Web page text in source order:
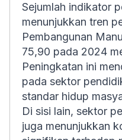
Sejumlah indikator
menunjukkan tren
Pembangunan
75,90 pada 2024
Peningkatan ini
pada sektor
standar hidup
Di sisi lain, sektor
juga menunjukkan